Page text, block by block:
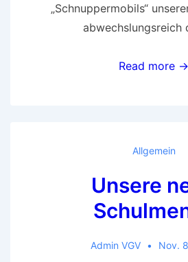
„Schnuppermobils“
abwechslungsreich
„Bewegung
Read more →
Allgemein
Unsere
Admin VGV Nov.